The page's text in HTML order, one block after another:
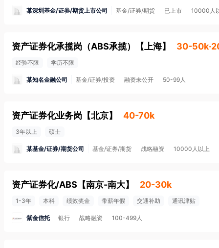
某深圳基金/证券/期货上市公司 基金/证券/期货 已上市 10000人
资产证券化承揽岗（ABS承揽） 【 上海】 30-
经验不限 学历不限
某知名金融公司 基金/证券/投资 融资未公开 50-99人
资产证券化业务岗 【北京】 40-70k
3年以上 硕士
某基金/证券/期货公司 基金/证券/期货 战略融资 10000人以上
资产证券化/ABS 【南京-南大】 20-30k
1-3年 本科 绩效奖金 带薪年假 交通补助 通讯津贴
紫金信托 银行 战略融资 100-499人